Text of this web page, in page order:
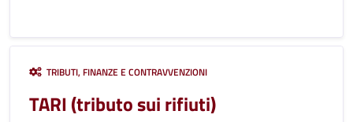
TRIBUTI, FINANZE E CONTRAVVENZIONI
TARI (tributo sui rifiuti)